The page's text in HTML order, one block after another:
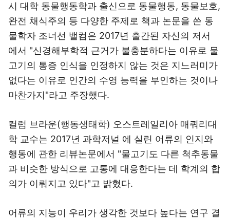
시 대학 동물행동학과 출신으로 동물행동, 동물보호,
완전 채식주의 등 다양한 주제로 책과 논문을 쓴 동
물학자 조너선 밸컴은 2017년 출간된 자신의 저서
에서 "신경해부학적 근거가 불충분하다는 이유로 물
고기의 통증 인식을 인정하지 않는 것은 지느러미가
없다는 이유로 인간의 수영 능력을 부인하는 것이나
마찬가지"라고 주장했다.
컬럼 브라운(행동생태학) 오스트레일리아 매쿼리대
학 교수는 2017년 과학저널 에 실린 어류의 인지와
행동에 관한 리뷰논문에서 "물고기도 다른 척추동물
과 비슷한 방식으로 고통에 대응한다는 데 학계의 합
의가 이뤄지고 있다"고 밝혔다.
어류의 지능이 우리가 생각한 것보다 높다는 연구 결